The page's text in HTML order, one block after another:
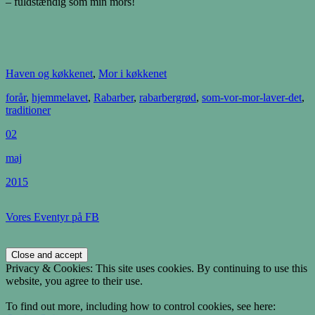
Haven og køkkenet, Mor i køkkenet
forår, hjemmelavet, Rabarber, rabarbergrød, som-vor-mor-laver-det,
traditioner
02
maj
2015
Vores Eventyr på FB
Privacy & Cookies: This site uses cookies. By continuing to use this
website, you agree to their use.
To find out more, including how to control cookies, see here: